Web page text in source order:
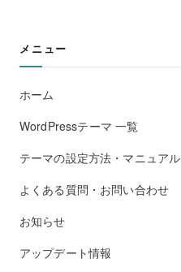
メニュー
ホーム
WordPressテーマ 一覧
テーマの設定方法・マニュアル
よくある質問・お問い合わせ
お知らせ
アップデート情報